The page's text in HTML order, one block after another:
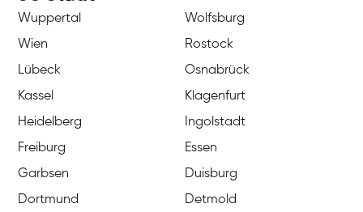
Wuppertal
Wolfsburg
Wien
Rostock
Lübeck
Osnabrück
Kassel
Klagenfurt
Heidelberg
Ingolstadt
Freiburg
Essen
Garbsen
Duisburg
Dortmund
Detmold